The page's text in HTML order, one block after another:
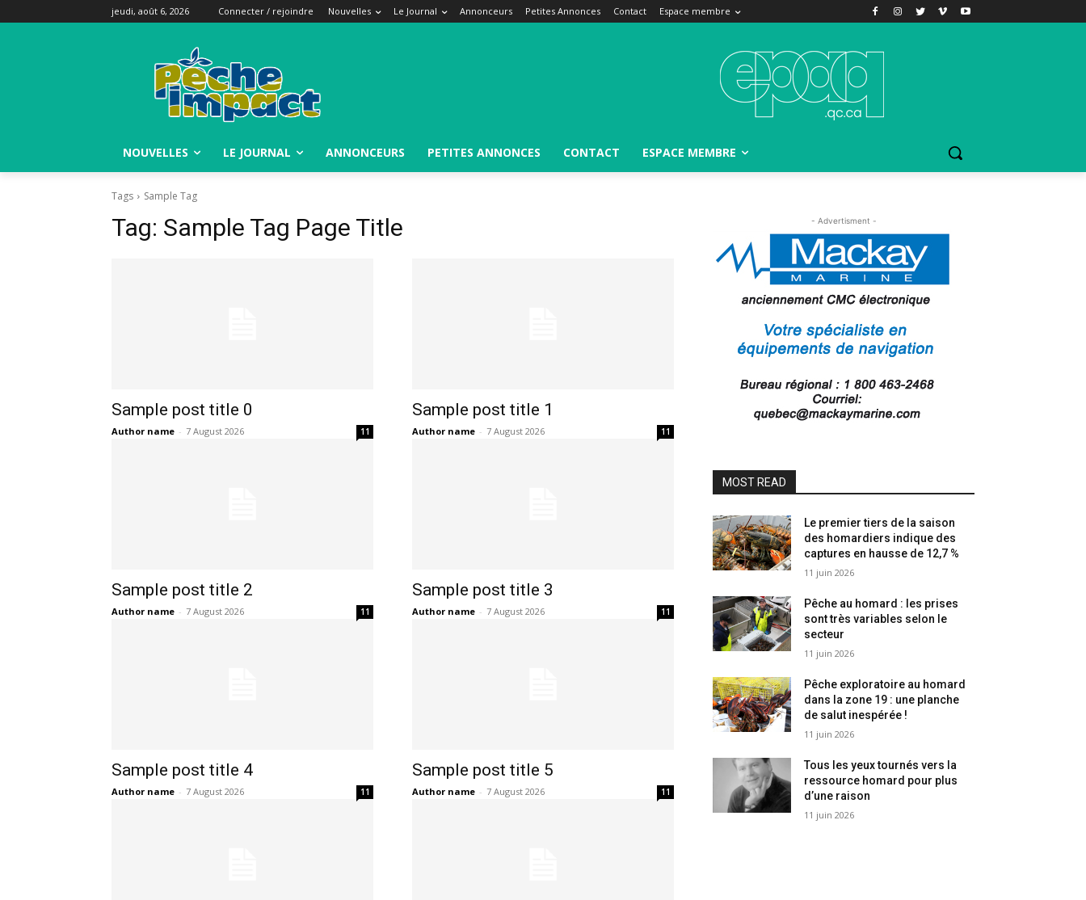
jeudi, août 6, 2026 Connecter / rejoindre Nouvelles Le Journal Annonceurs Petites Annonces Contact Espace membre
NOUVELLES LE JOURNAL ANNONCEURS PETITES ANNONCES CONTACT ESPACE MEMBRE
Tags Sample Tag
Tag: Sample Tag Page Title
Sample post title 0
Author name - 7 August 2026 11
Sample post title 1
Author name - 7 August 2026 11
Sample post title 2
Author name - 7 August 2026 11
Sample post title 3
Author name - 7 August 2026 11
Sample post title 4
Author name - 7 August 2026 11
Sample post title 5
Author name - 7 August 2026 11
- Advertisment -
MOST READ
Le premier tiers de la saison
des homardiers indique des
captures en hausse de 12,7 %
11 juin 2026
Pêche au homard : les prises
sont très variables selon le
secteur
11 juin 2026
Pêche exploratoire au homard
dans la zone 19 : une planche
de salut inespérée !
11 juin 2026
Tous les yeux tournés vers la
ressource homard pour plus
d’une raison
11 juin 2026